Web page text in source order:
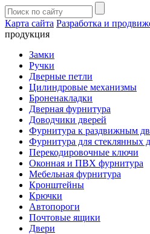
Карта сайта Разработка и
продукция
Замки
Ручки
Дверные петли
Цилиндровые механизмы
Броненакладки
Дверная фурнитура
Доводчики дверей
Фурнитура к раздвижным
Фурнитура для стеклянных
Перекодировочные ключи
Оконная и ПВХ фурнитура
Мебельная фурнитура
Кронштейны
Крючки
Автопороги
Почтовые ящики
Двери